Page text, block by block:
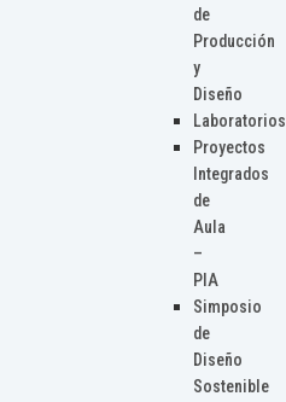
de
Producción
y
Diseño
Laboratorios
Proyectos
Integrados
de
Aula
–
PIA
Simposio
de
Diseño
Sostenible